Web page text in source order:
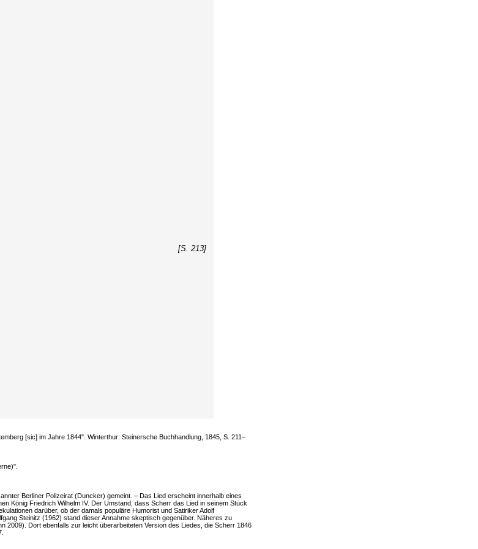
[S. 213]
[sic] im Jahre 1844". Winterthur: Steinersche Buchhandlung, 1845, S. 211–
Berliner Polizeirat (Duncker) gemeint. – Das Lied erscheint innerhalb eines
König Friedrich Wilhelm IV. Der Umstand, dass Scherr das Lied in seinem Stück
darüber, ob der damals populäre Humorist und Satiriker Adolf
Steinitz (1962) stand dieser Annahme skeptisch gegenüber. Näheres zu
2009). Dort ebenfalls zur leicht überarbeiteten Version des Liedes, die Scherr 1846